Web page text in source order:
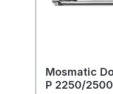
Mosmatic
P 2250/